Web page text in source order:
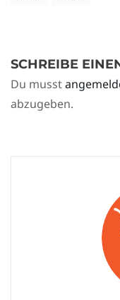
SCHREIBE
Du musst
abzugeben.